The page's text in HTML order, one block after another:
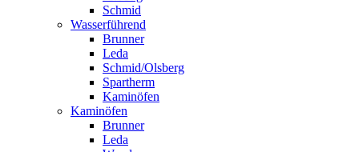
Schmid
Wasserführend
Brunner
Leda
Schmid/Olsberg
Spartherm
Kaminöfen
Kaminöfen
Brunner
Leda